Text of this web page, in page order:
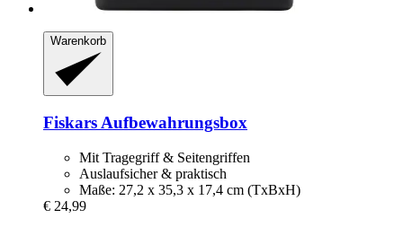
Warenkorb
Fiskars Aufbewahrungsbox
Mit Tragegriff & Seitengriffen
Auslaufsicher & praktisch
Maße: 27,2 x 35,3 x 17,4 cm (TxBxH)
€ 24,99